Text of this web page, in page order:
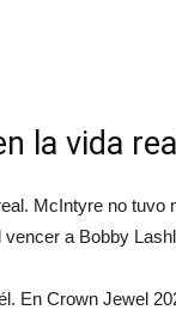
la vida real
McIntyre no tuvo
a Bobby
En Crown Jewel